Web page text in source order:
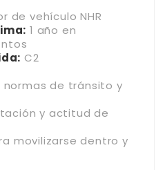
de vehículo NHR
1 año en
C2
de tránsito y
y actitud de
movilizarse dentro y